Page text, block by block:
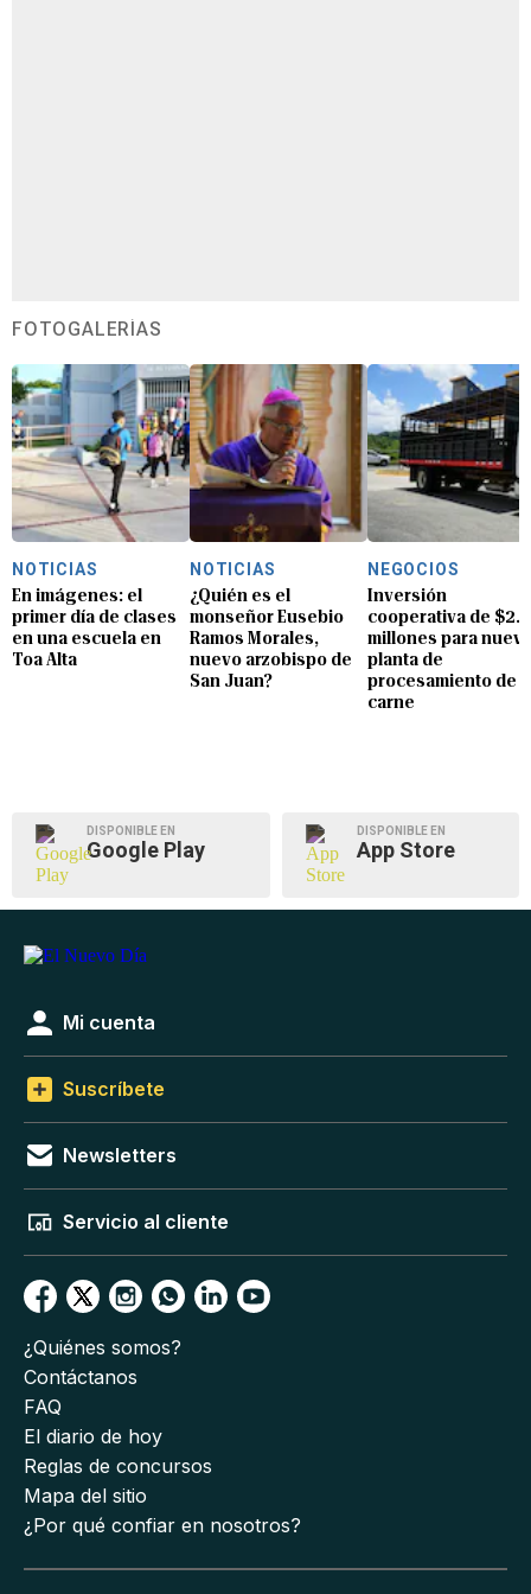
FOTOGALERÍAS
NOTICIAS
En imágenes: el
primer día de clases
en una escuela en
Toa Alta
NOTICIAS
¿Quién es el
monseñor Eusebio
Ramos Morales,
nuevo arzobispo de
San Juan?
NEGOCIOS
Inversión
cooperativa de $2.8
millones para nueva
planta de
procesamiento de
carne
DISPONIBLE EN
Google Play
DISPONIBLE EN
App Store
Mi cuenta
Suscríbete
Newsletters
Servicio al cliente
¿Quiénes somos?
Contáctanos
FAQ
El diario de hoy
Reglas de concursos
Mapa del sitio
¿Por qué confiar en nosotros?